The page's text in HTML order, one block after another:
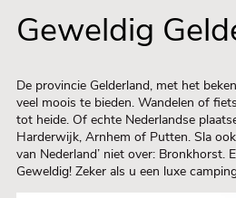
Geweldig
De provincie Gelderland, met het
veel moois te bieden. Wandelen of
tot heide. Of echte Nederlandse
Harderwijk, Arnhem of Putten. Sla
van Nederland’ niet over: Bronkhorst.
Geweldig! Zeker als u een luxe